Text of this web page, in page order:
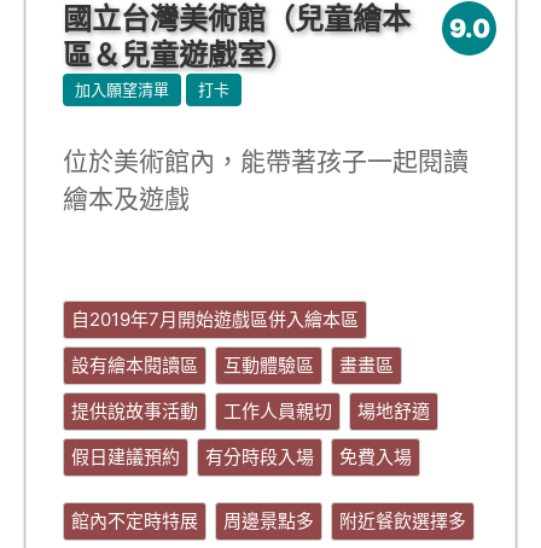
國立台灣美術館（兒童繪本
區＆兒童遊戲室）
9.0
加入願望清單 打卡
位於美術館內，能帶著孩子一起閱讀
繪本及遊戲
自2019年7月開始遊戲區併入繪本區
設有繪本閱讀區
互動體驗區
畫畫區
提供說故事活動
工作人員親切
場地舒適
假日建議預約
有分時段入場 免費入場
館內不定時特展 周邊景點多
附近餐飲選擇多